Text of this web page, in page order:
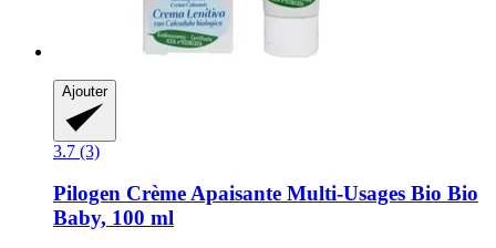
Ajouter
3.7 (3)
Pilogen Crème Apaisante Multi-​Usages Bio Bio
Baby, 100 ml